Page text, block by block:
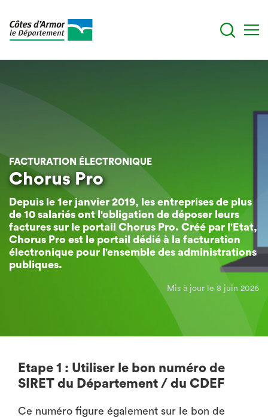
FACTURATION ÉLECTRONIQUE
Chorus Pro
Depuis le 1er janvier 2019, les entreprises de plus
de 10 salariés ont l'obligation de déposer leurs
factures sur le portail Chorus Pro. Créé par l'Etat,
Chorus Pro est le portail dédié à la facturation
électronique pour l'ensemble des administrations
publiques.
Mis à jour le 8 juin 2026
Etape 1 : Utiliser le bon numéro de
SIRET du Département / du CDEF
Ce numéro figure également sur le bon de